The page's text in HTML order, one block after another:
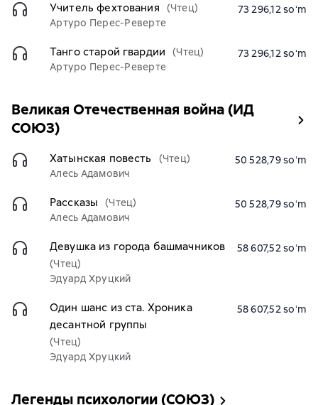
Учитель фехтования
(Чтец)
Артуро Перес-Реверте
73 296,12 soʻm
Танго старой гвардии
(Чтец)
Артуро Перес-Реверте
73 296,12 soʻm
Великая Отечественная война (ИД
СОЮЗ)
Хатынская повесть
(Чтец)
Алесь Адамович
50 528,79 soʻm
Рассказы
(Чтец)
Алесь Адамович
50 528,79 soʻm
Девушка из города башмачников
(Чтец)
Эдуард Хруцкий
58 607,52 soʻm
Один шанс из ста. Хроника
десантной группы
(Чтец)
Эдуард Хруцкий
58 607,52 soʻm
Легенды психологии (СОЮЗ)